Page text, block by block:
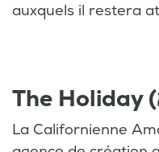
auxquels il restera
The Holiday
La Californienne